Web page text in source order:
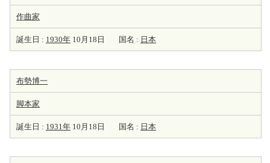
作曲家
誕生日 : 1930年 10月18日 国名 : 日本
布勢博一
脚本家
誕生日 : 1931年 10月18日 国名 : 日本